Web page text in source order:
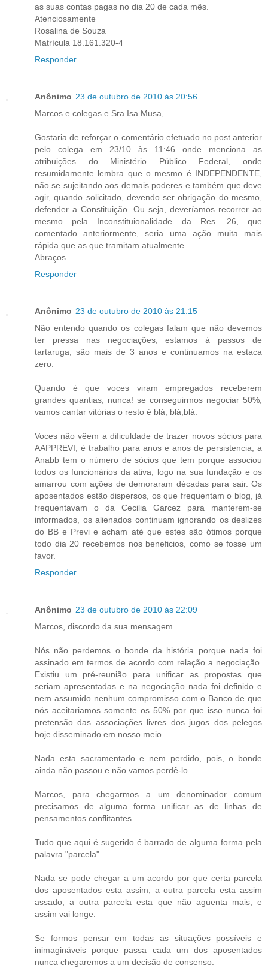
as suas contas pagas no dia 20 de cada mês.
Atenciosamente
Rosalina de Souza
Matrícula 18.161.320-4
Responder
Anônimo 23 de outubro de 2010 às 20:56
Marcos e colegas e Sra Isa Musa,
Gostaria de reforçar o comentário efetuado no post anterior
pelo colega em 23/10 às 11:46 onde menciona as
atribuições do Ministério Público Federal, onde
resumidamente lembra que o mesmo é INDEPENDENTE,
não se sujeitando aos demais poderes e também que deve
agir, quando solicitado, devendo ser obrigação do mesmo,
defender a Constituição. Ou seja, deveríamos recorrer ao
mesmo pela Inconstituionalidade da Res. 26, que
comentado anteriormente, seria uma ação muita mais
rápida que as que tramitam atualmente.
Abraços.
Responder
Anônimo 23 de outubro de 2010 às 21:15
Não entendo quando os colegas falam que não devemos
ter pressa nas negociações, estamos à passos de
tartaruga, são mais de 3 anos e continuamos na estaca
zero.
Quando é que voces viram empregados receberem
grandes quantias, nunca! se conseguirmos negociar 50%,
vamos cantar vitórias o resto é blá, blá,blá.
Voces não vêem a dificuldade de trazer novos sócios para
AAPPREVI, é trabalho para anos e anos de persistencia, a
Anabb tem o número de sócios que tem porque associou
todos os funcionários da ativa, logo na sua fundação e os
amarrou com ações de demoraram décadas para sair. Os
aposentados estão dispersos, os que frequentam o blog, já
frequentavam o da Cecilia Garcez para manterem-se
informados, os alienados continuam ignorando os deslizes
do BB e Previ e acham até que estes são ótimos porque
todo dia 20 recebemos nos beneficios, como se fosse um
favor.
Responder
Anônimo 23 de outubro de 2010 às 22:09
Marcos, discordo da sua mensagem.
Nós não perdemos o bonde da história porque nada foi
assinado em termos de acordo com relação a negociação.
Existiu um pré-reunião para unificar as propostas que
seriam apresentadas e na negociação nada foi definido e
nem assumido nenhum compromisso com o Banco de que
nós aceitariamos somente os 50% por que isso nunca foi
pretensão das associações livres dos jugos dos pelegos
hoje disseminado em nosso meio.
Nada esta sacramentado e nem perdido, pois, o bonde
ainda não passou e não vamos perdê-lo.
Marcos, para chegarmos a um denominador comum
precisamos de alguma forma unificar as de linhas de
pensamentos conflitantes.
Tudo que aqui é sugerido é barrado de alguma forma pela
palavra "parcela".
Nada se pode chegar a um acordo por que certa parcela
dos aposentados esta assim, a outra parcela esta assim
assado, a outra parcela esta que não aguenta mais, e
assim vai longe.
Se formos pensar em todas as situações possíveis e
inimagináveis porque passa cada um dos aposentados
nunca chegaremos a um decisão de consenso.